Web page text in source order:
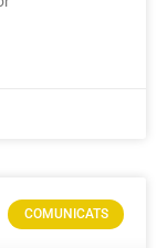
COMUNICATS